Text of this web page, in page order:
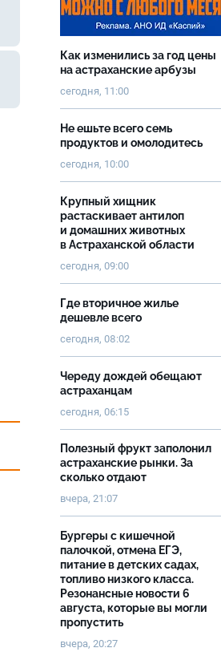
Как изменились за год цены
на астраханские арбузы
сегодня, 11:00
Не ешьте всего семь
продуктов и омолодитесь
сегодня, 10:00
Крупный хищник
растаскивает антилоп
и домашних животных
в Астраханской области
сегодня, 09:00
Где вторичное жилье
дешевле всего
сегодня, 08:02
Череду дождей обещают
астраханцам
сегодня, 06:15
Полезный фрукт заполонил
астраханские рынки. За
сколько отдают
вчера, 21:07
Бургеры с кишечной
палочкой, отмена ЕГЭ,
питание в детских садах,
топливо низкого класса.
Резонансные новости 6
августа, которые вы могли
пропустить
вчера, 20:27